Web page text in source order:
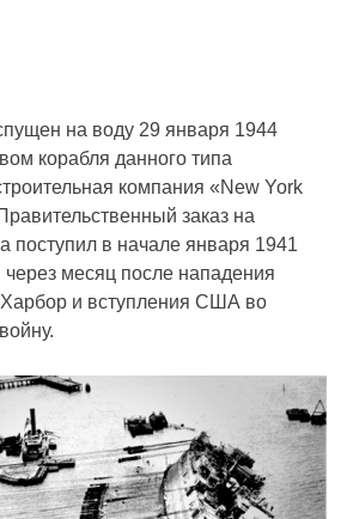
на воду 29 января 1944
корабля данного типа
компания «New York
заказ на
поступил в начале января 1941
через месяц после нападения
и вступления США во